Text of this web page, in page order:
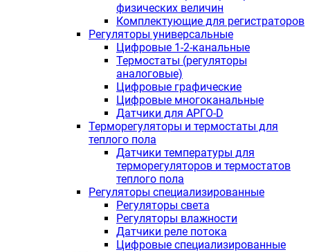
физических величин
Комплектующие для регистраторов
Регуляторы универсальные
Цифровые 1-2-канальные
Термостаты (регуляторы
аналоговые)
Цифровые графические
Цифровые многоканальные
Датчики для АРГО-D
Терморегуляторы и термостаты для
теплого пола
Датчики температуры для
терморегуляторов и термостатов
теплого пола
Регуляторы специализированные
Регуляторы света
Регуляторы влажности
Датчики реле потока
Цифровые специализированные